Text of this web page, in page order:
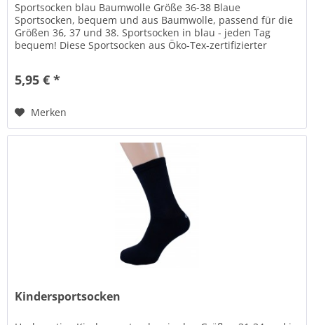
Sportsocken blau Baumwolle Größe 36-38 Blaue
Sportsocken, bequem und aus Baumwolle, passend für die
Größen 36, 37 und 38. Sportsocken in blau - jeden Tag
bequem! Diese Sportsocken aus Öko-Tex-zertifizierter
5,95 € *
Merken
Kindersportsocken